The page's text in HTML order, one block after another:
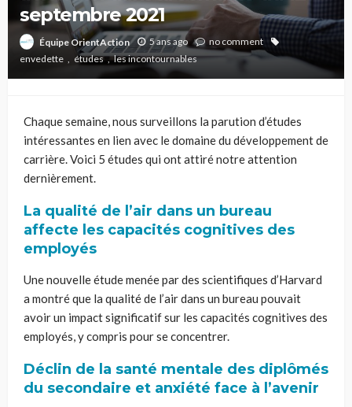
septembre 2021
Équipe OrientAction 5 ans ago
no comment
envedette
études les incontournables
Chaque semaine, nous surveillons la parution d’études
intéressantes en lien avec le domaine du développement de
carrière. Voici 5 études qui ont attiré notre attention
dernièrement.
La qualité de l’air dans un bureau
affecte les capacités cognitives des
employés
Une nouvelle étude menée par des scientifiques d’Harvard
a montré que la qualité de l’air dans un bureau pouvait
avoir un impact significatif sur les capacités cognitives des
employés, y compris pour se concentrer.
Déclin de la santé mentale des diplômés
du secondaire et anxiété face à l’avenir